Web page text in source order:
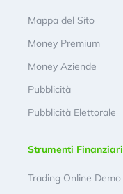
Mappa del Sito
Money Premium
Money Aziende
Pubblicità
Pubblicità Elettorale
Strumenti Finanziari
Trading Online Demo